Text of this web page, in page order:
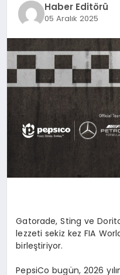
Haber Editörü
05 Aralık 2025
Gatorade, Sting ve
lezzeti sekiz kez FIA
birleştiriyor.
PepsiCo bugün, 2026